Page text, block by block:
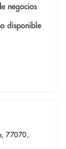
negocios
disponible
77070,